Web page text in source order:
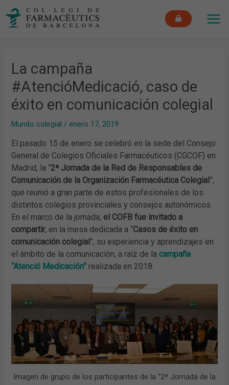
La campaña
#AtencióMedicació, caso de
éxito en comunicación colegial
Mundo colegial / enero 17, 2019
El pasado 15 de enero se celebró en la sede del Consejo
General de Colegios Oficiales Farmacéuticos (CGCOF) en
Madrid, la “2ª Jornada de la Red de Responsables de
Comunicación de la Organización Farmacéutica Colegial”,
que reunió a gran parte de estos profesionales de los
distintos colegios provinciales y consejos autonómicos.
En el marco de la jornada, el COFB fue invitado a
compartir, en la mesa dedicada a “Casos de éxito en
comunicación colegial”, su experiencia y aprendizajes en
el ámbito de la comunicación, a raíz de la campaña
“Atenció Medicación” realizada en 2018.
Imagen de grupo de los participantes de la "2ª Jornada de la